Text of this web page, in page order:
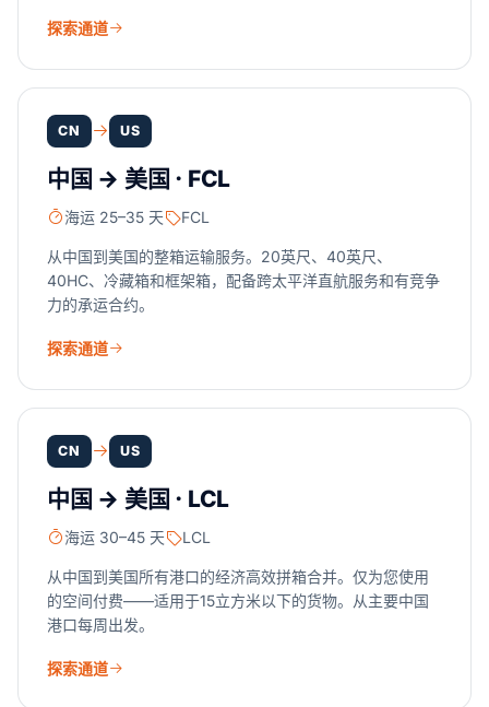
探索通道
CN US
中国 → 美国 · FCL
海运 25–35 天 FCL
从中国到美国的整箱运输服务。20英尺、40英尺、
40HC、冷藏箱和框架箱，配备跨太平洋直航服务和有竞争
力的承运合约。
探索通道
CN US
中国 → 美国 · LCL
海运 30–45 天 LCL
从中国到美国所有港口的经济高效拼箱合并。仅为您使用
的空间付费——适用于15立方米以下的货物。从主要中国
港口每周出发。
探索通道